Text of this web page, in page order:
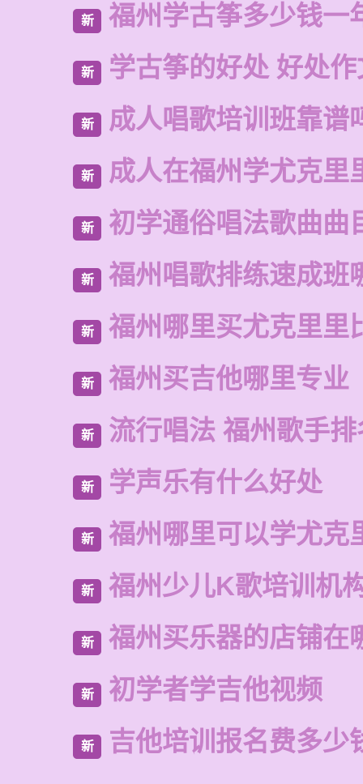
新 福州学古筝多少钱一
新 学古筝的好处 好处作
新 成人唱歌培训班靠谱
新 成人在福州学尤克里
新 初学通俗唱法歌曲曲
新 福州唱歌排练速成班
新 福州哪里买尤克里里
新 福州买吉他哪里专业
新 流行唱法 福州歌手
新 学声乐有什么好处
新 福州哪里可以学尤克
新 福州少儿K歌培训机
新 福州买乐器的店铺在
新 初学者学吉他视频
新 吉他培训报名费多少